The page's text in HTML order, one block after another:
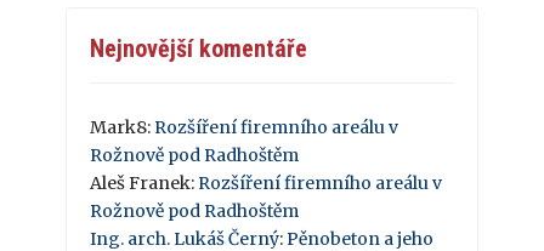
Nejnovější komentáře
Mark8: Rozšíření firemního areálu v
Rožnově pod Radhoštěm
Aleš Franek: Rozšíření firemního areálu v
Rožnově pod Radhoštěm
Ing. arch. Lukáš Černý: Pěnobeton a jeho